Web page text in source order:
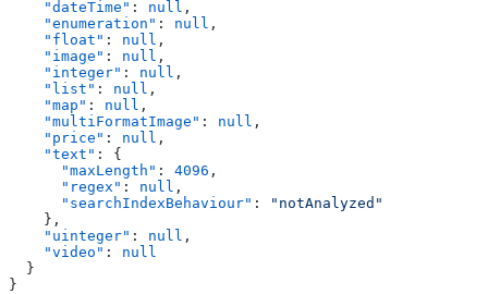
    "dateTime"
: null ,
    "enumeration"
: null ,
    "float"
: null ,
    "image"
: null ,
    "integer"
: null ,
    "list"
: null ,
    "map"
: null ,
    "multiFormatImage"
: null ,
    "price"
: null ,
    "text"
: {
      "maxLength"
: 4096 ,
      "regex"
: null ,
      "searchIndexBehaviour"
:
"notAnalyzed"
    },
    "uinteger"
: null ,
    "video"
: null
  }
}